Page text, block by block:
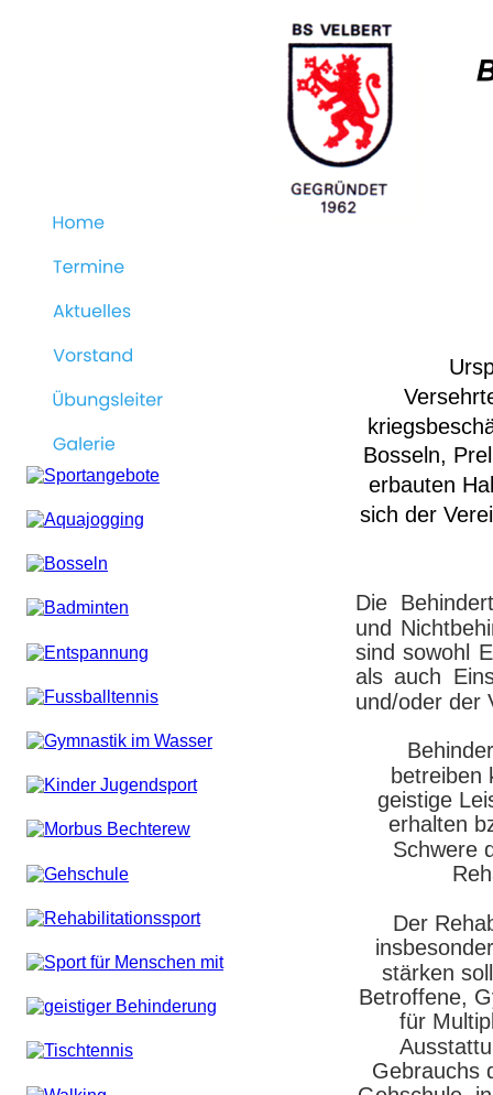
Bosseln,
erbauten
sich der
Die
und
sind sowohl
als auch
und/oder der
betreiben
geistige
erhalten
Schwere
Der
stärken
Betroffene,
für
Gebrauchs